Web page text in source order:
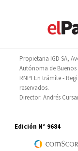
Propietaria IGD SA,
Autónoma de
RNPI En trámite -
reservados.
Director: Andrés
Edición N° 9684